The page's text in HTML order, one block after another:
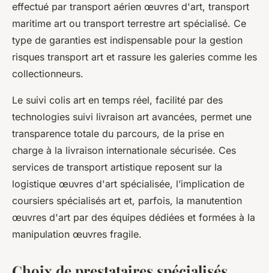
effectué par transport aérien œuvres d'art, transport
maritime art ou transport terrestre art spécialisé. Ce
type de garanties est indispensable pour la gestion
risques transport art et rassure les galeries comme les
collectionneurs.
Le suivi colis art en temps réel, facilité par des
technologies suivi livraison art avancées, permet une
transparence totale du parcours, de la prise en
charge à la livraison internationale sécurisée. Ces
services de transport artistique reposent sur la
logistique œuvres d'art spécialisée, l’implication de
coursiers spécialisés art et, parfois, la manutention
œuvres d'art par des équipes dédiées et formées à la
manipulation œuvres fragile.